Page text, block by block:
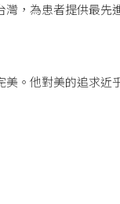
，為患者提供最先
。他對美的追求近